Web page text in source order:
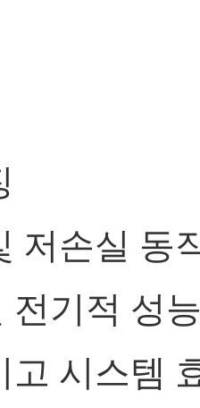
저손실 동
전기적 성
고 시스템